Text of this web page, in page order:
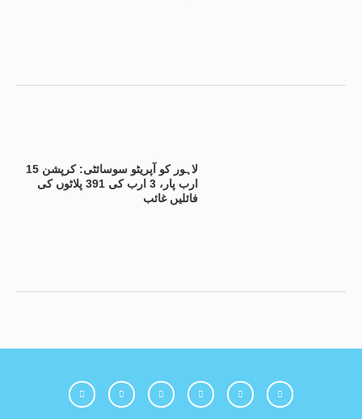
لاہور کو آپریٹو سوسائٹی: کرپشن 15
ارب پار، 3 ارب کی 391 پلاٹوں کی
فائلیں غائب